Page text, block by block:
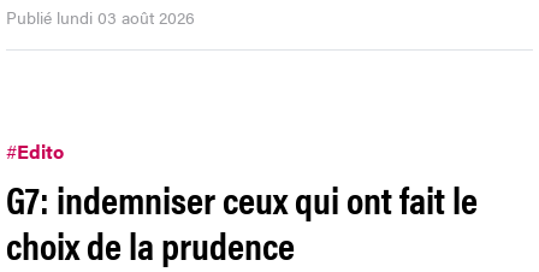
Publié lundi 03 août 2026
#Edito
G7: indemniser ceux qui ont fait le
choix de la prudence